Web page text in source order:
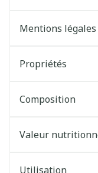
Mentions légales
Propriétés
Composition
Valeur
Utilisation